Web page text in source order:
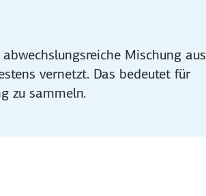
Mischung aus
vernetzt. Das bedeutet für
zu sammeln.